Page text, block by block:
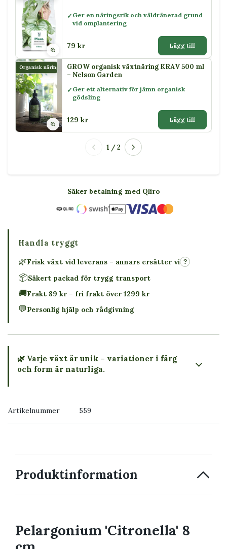
Ger en näringsrik och väldränerad grund
vid omplantering
79 kr Lägg till
Organisk näring
GROW organisk växtnäring KRAV 500 ml
– Nelson Garden
Ger ett alternativ för jämn organisk
gödsling
129 kr Lägg till
1 / 2
Säker betalning med Qliro
Handla tryggt
🌿Frisk växt vid leverans – annars ersätter vi ?
📦Säkert packad för trygg transport
🚚Frakt 89 kr – fri frakt över 1299 kr
💬Personlig hjälp och rådgivning
🌿 Varje växt är unik – variationer i färg
och form är naturliga.
Artikelnummer 559
Produktinformation
Pelargonium 'Citronella' 8